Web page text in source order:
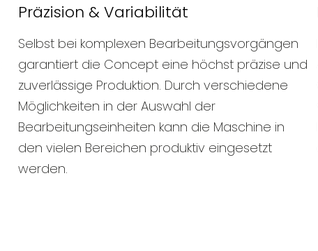
Präzision & Variabilität
Selbst bei komplexen Bearbeitungsvorgängen
garantiert die Concept eine höchst präzise und
zuverlässige Produktion. Durch verschiedene
Möglichkeiten in der Auswahl der
Bearbeitungseinheiten kann die Maschine in
den vielen Bereichen produktiv eingesetzt
werden.